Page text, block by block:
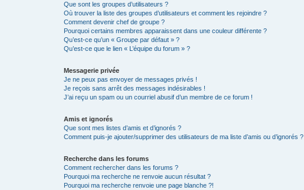
Que sont les groupes d’utilisateurs ?
Où trouver la liste des groupes d’utilisateurs et comment les rejoindre ?
Comment devenir chef de groupe ?
Pourquoi certains membres apparaissent dans une couleur différente ?
Qu’est-ce qu’un « Groupe par défaut » ?
Qu’est-ce que le lien « L’équipe du forum » ?
Messagerie privée
Je ne peux pas envoyer de messages privés !
Je reçois sans arrêt des messages indésirables !
J’ai reçu un spam ou un courriel abusif d’un membre de ce forum !
Amis et ignorés
Que sont mes listes d’amis et d’ignorés ?
Comment puis-je ajouter/supprimer des utilisateurs de ma liste d’amis ou d’ignorés ?
Recherche dans les forums
Comment rechercher dans les forums ?
Pourquoi ma recherche ne renvoie aucun résultat ?
Pourquoi ma recherche renvoie une page blanche ?!